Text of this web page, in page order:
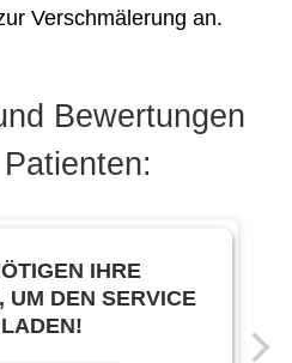
Verschmälerung an.
Bewertungen
IHRE
UM DEN SERVICE